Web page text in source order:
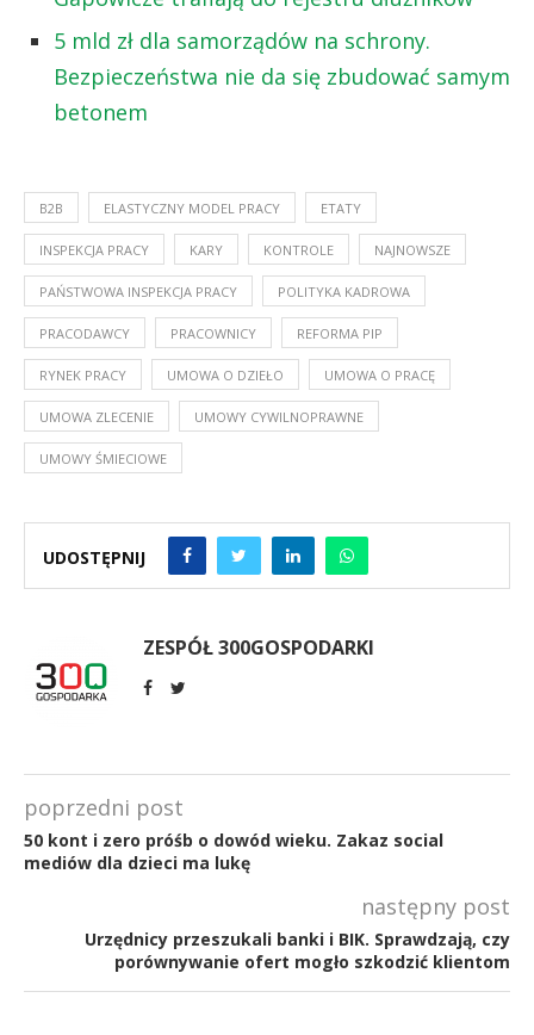
5 mld zł dla samorządów na schrony.
Bezpieczeństwa nie da się zbudować samym
betonem
B2B ELASTYCZNY MODEL PRACY ETATY
INSPEKCJA PRACY KARY KONTROLE NAJNOWSZE
PAŃSTWOWA INSPEKCJA PRACY POLITYKA KADROWA
PRACODAWCY PRACOWNICY REFORMA PIP
RYNEK PRACY UMOWA O DZIEŁO UMOWA O PRACĘ
UMOWA ZLECENIE UMOWY CYWILNOPRAWNE
UMOWY ŚMIECIOWE
UDOSTĘPNIJ
ZESPÓŁ 300GOSPODARKI
poprzedni post
50 kont i zero próśb o dowód wieku. Zakaz social
mediów dla dzieci ma lukę
następny post
Urzędnicy przeszukali banki i BIK. Sprawdzają, czy
porównywanie ofert mogło szkodzić klientom